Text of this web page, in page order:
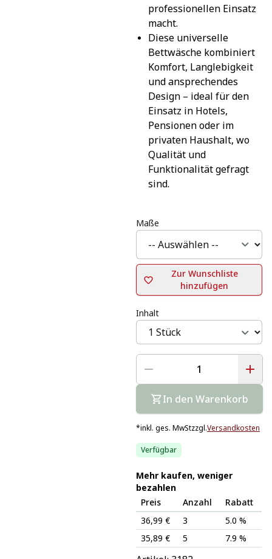
professionellen Einsatz
macht.
Diese universelle
Bettwäsche kombiniert
Komfort, Langlebigkeit
und ansprechendes
Design – ideal für den
Einsatz in Hotels,
Pensionen oder im
privaten Haushalt, wo
Qualität und
Funktionalität gefragt
sind.
Maße
Zur Wunschliste
hinzufügen
Inhalt
In den Warenkorb
*inkl. ges. MwStzzgl.Versandkosten
Verfügbar
Mehr kaufen, weniger
bezahlen
Preis
Anzahl
Rabatt
36,99 €
3
5.0 %
35,89 €
5 7.9 %